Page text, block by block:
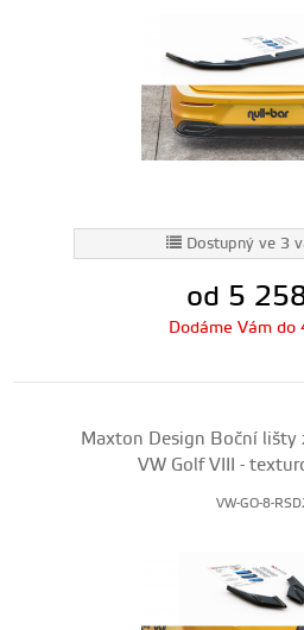
Dostupný ve 3
od 5
Dodáme Vám do
Maxton Design Boční lišty
VW Golf VIII -
VW-GO-8-